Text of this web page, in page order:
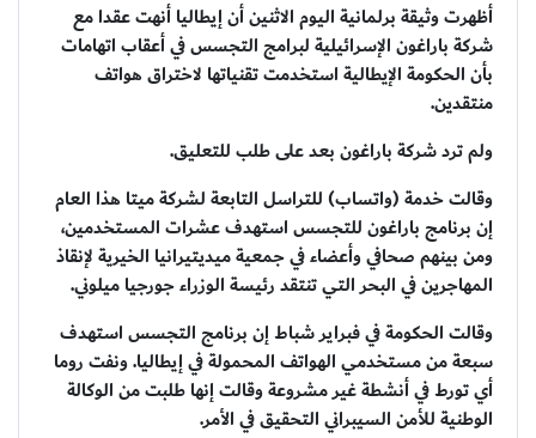
أظهرت وثيقة برلمانية اليوم الاثنين أن إيطاليا أنهت عقدا مع
شركة باراغون الإسرائيلية لبرامج التجسس في أعقاب اتهامات
بأن الحكومة الإيطالية استخدمت تقنياتها لاختراق هواتف
منتقدين.
ولم ترد شركة باراغون بعد على طلب للتعليق.
وقالت خدمة (واتساب) للتراسل التابعة لشركة ميتا هذا العام
إن برنامج باراغون للتجسس استهدف عشرات المستخدمين،
ومن بينهم صحافي وأعضاء في جمعية ميديتيرانيا الخيرية لإنقاذ
المهاجرين في البحر التي تنتقد رئيسة الوزراء جورجيا ميلوني.
وقالت الحكومة في فبراير شباط إن برنامج التجسس استهدف
سبعة من مستخدمي الهواتف المحمولة في إيطاليا. ونفت روما
أي تورط في أنشطة غير مشروعة وقالت إنها طلبت من الوكالة
الوطنية للأمن السيبراني التحقيق في الأمر.